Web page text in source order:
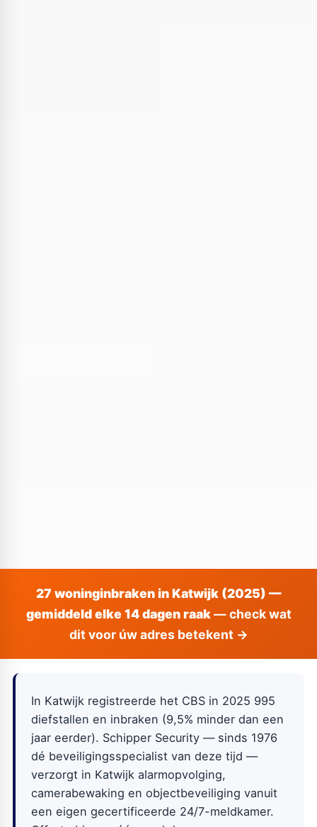
27 woninginbraken in Katwijk (2025) —
gemiddeld elke 14 dagen raak— check wat
dit voor úw adres betekent →
In Katwijk registreerde het CBS in 2025 995
diefstallen en inbraken (9,5% minder dan een
jaar eerder). Schipper Security — sinds 1976
dé beveiligingsspecialist van deze tijd —
verzorgt in Katwijk alarmopvolging,
camerabewaking en objectbeveiliging vanuit
een eigen gecertificeerde 24/7-meldkamer.